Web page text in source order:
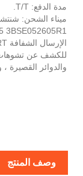
مدة الدفع: T/T.
ميناء الشحن:
للكشف عن تشوهات
والدوائر القصيرة
وصف المنتج